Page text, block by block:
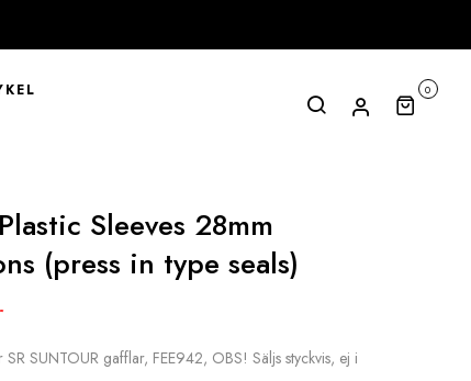
0
Sleeves 28mm
(press in type seals)
SR SUNTOUR gafflar, FEE942, OBS! Säljs styckvis, ej i